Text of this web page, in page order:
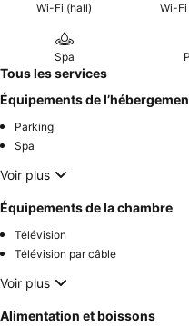
Wi-Fi (hall) Wi-Fi
Spa
Tous les services
Équipements de
Parking
Spa
Voir plus
Équipements de la chambre
Télévision
Télévision par câble
Voir plus
Alimentation et boissons